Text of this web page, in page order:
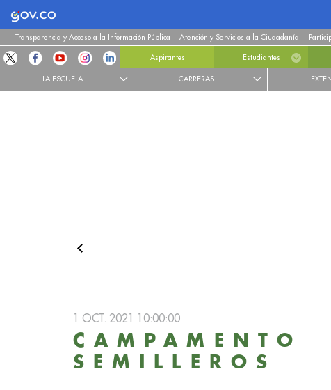
Logo Gobierno de Colombia
Transparencia y Acceso a la Información Pública Atención y Servicios a la Ciudadanía
Aspirantes Estudiantes
LA ESCUELA CARRERAS
1 OCT. 2021 10:00:00
CAMPAMENTO
SEMILLEROS